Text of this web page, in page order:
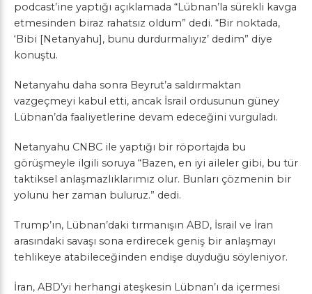
podcast’ine yaptığı açıklamada “Lübnan’la sürekli kavga
etmesinden biraz rahatsız oldum” dedi. “Bir noktada,
‘Bibi [Netanyahu], bunu durdurmalıyız’ dedim” diye
konuştu.
Netanyahu daha sonra Beyrut’a saldırmaktan
vazgeçmeyi kabul etti, ancak İsrail ordusunun güney
Lübnan’da faaliyetlerine devam edeceğini vurguladı.
Netanyahu CNBC ile yaptığı bir röportajda bu
görüşmeyle ilgili soruya “Bazen, en iyi aileler gibi, bu tür
taktiksel anlaşmazlıklarımız olur. Bunları çözmenin bir
yolunu her zaman buluruz.” dedi.
Trump’ın, Lübnan’daki tırmanışın ABD, İsrail ve İran
arasındaki savaşı sona erdirecek geniş bir anlaşmayı
tehlikeye atabileceğinden endişe duyduğu söyleniyor.
İran, ABD’yi herhangi ateşkesin Lübnan’ı da içermesi